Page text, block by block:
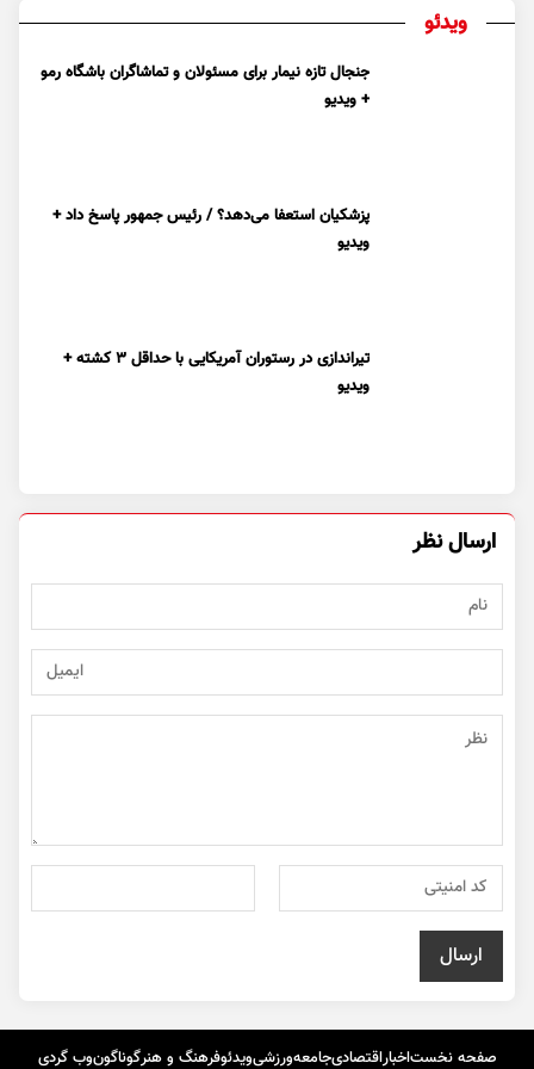
ویدئو
جنجال تازه نیمار برای مسئولان و تماشاگران باشگاه رمو
+ ویدیو
پزشکیان استعفا می‌دهد؟ / رئیس جمهور پاسخ داد +
ویدیو
تیراندازی در رستوران آمریکایی با حداقل ۳ کشته +
ویدیو
ارسال نظر
صفحه نخستاخباراقتصادیجامعهورزشیویدئوفرهنگ و هنرگوناگونوب گردی